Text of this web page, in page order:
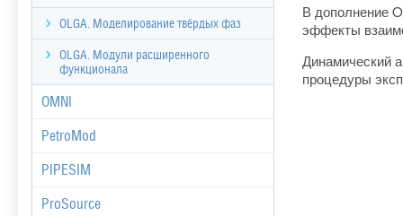
OLGA. Моделирование твёрдых фаз
OLGA. Модули расширенного
функционала
OMNI
PetroMod
PIPESIM
ProSource
В дополнение
эффекты
Динамический
процедуры